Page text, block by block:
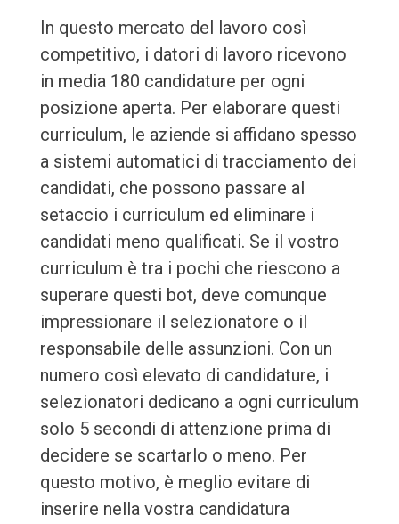
In questo mercato del lavoro così
competitivo, i datori di lavoro ricevono
in media 180 candidature per ogni
posizione aperta. Per elaborare questi
curriculum, le aziende si affidano spesso
a sistemi automatici di tracciamento dei
candidati, che possono passare al
setaccio i curriculum ed eliminare i
candidati meno qualificati. Se il vostro
curriculum è tra i pochi che riescono a
superare questi bot, deve comunque
impressionare il selezionatore o il
responsabile delle assunzioni. Con un
numero così elevato di candidature, i
selezionatori dedicano a ogni curriculum
solo 5 secondi di attenzione prima di
decidere se scartarlo o meno. Per
questo motivo, è meglio evitare di
inserire nella vostra candidatura